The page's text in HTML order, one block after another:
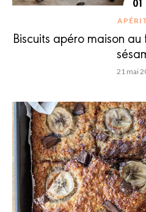
Biscuits apéro maison
21 mai